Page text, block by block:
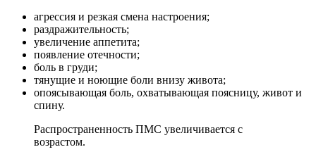
агрессия и резкая смена настроения;
раздражительность;
увеличение аппетита;
появление отечности;
боль в груди;
тянущие и ноющие боли внизу живота;
опоясывающая боль, охватывающая поясницу, живот и
спину.
Распространенность ПМС увеличивается с
возрастом.